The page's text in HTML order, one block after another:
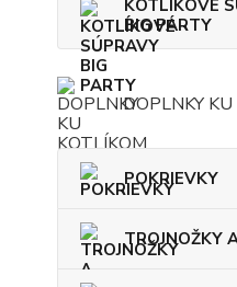
KOTLÍKOVÉ
BIG PARTY
DOPLNKY
POKRIEVKY
TROJNOŽKY